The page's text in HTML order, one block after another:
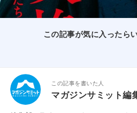
この記事が気に入ったら
この記事を書いた人
マガジンサミット編